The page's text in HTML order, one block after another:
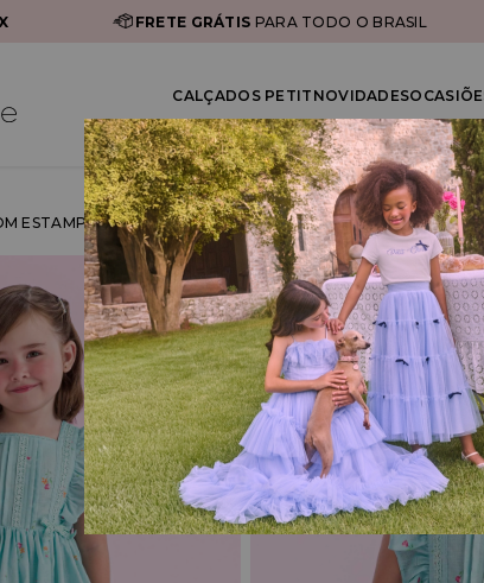
FRETE GRÁTIS PARA TODO O BRASIL
CALÇADOS PETIT NOVIDADES
ESTAMPA DE FLORES E LAÇOS